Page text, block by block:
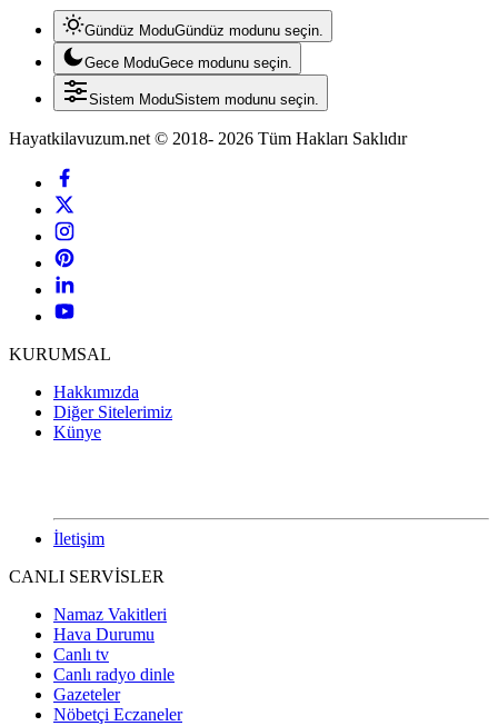
Gündüz ModuGündüz modunu seçin.
Gece ModuGece modunu seçin.
Sistem ModuSistem modunu seçin.
Hayatkilavuzum.net © 2018- 2026 Tüm Hakları Saklıdır
KURUMSAL
Hakkımızda
Diğer Sitelerimiz
Künye
İletişim
CANLI SERVİSLER
Namaz Vakitleri
Hava Durumu
Canlı tv
Canlı radyo dinle
Gazeteler
Nöbetçi Eczaneler